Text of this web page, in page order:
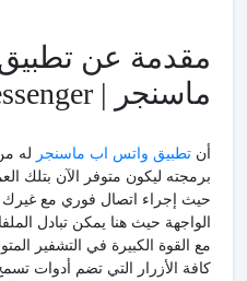
مقدمة عن
ماسنجر | WhatsApp Messenger
أن تطبيق واتس اب ماسنجر له
برمجته ليكون متوفر الآن بتلك
حيث إجراء اتصال فوري مع
الواجهة حيث هنا يمكن تبادل
مع القوة الكبيرة في التشفير
كافة الأزرار التي تضم أدوات